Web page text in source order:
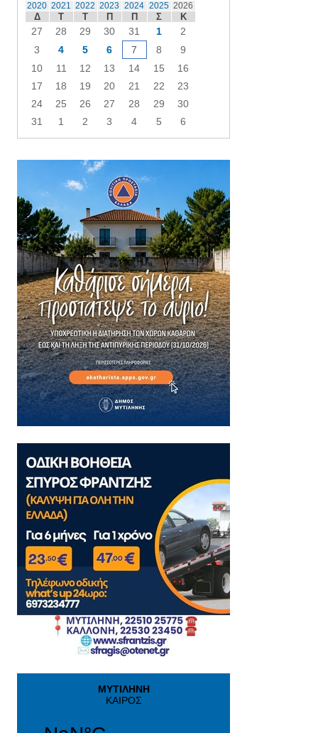
2020 2021 2022 2023 2024 2025 2026
Δ Τ Τ Π Π Σ Κ
27 28 29 30 31 1
2
3
4 5 6 7 8
9
10
11 12 13 14 15
16
17
18 19 20 21 22
23
24
25 26 27 28 29
30
31
1 2 3 4 5 6